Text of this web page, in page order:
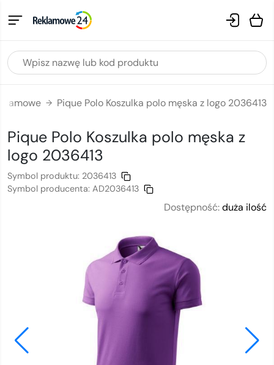
→ Pique Polo Koszulka polo męska z logo 2036413
Pique Polo Koszulka polo męska z
logo 2036413
Symbol produktu: 2036413
Symbol producenta: AD2036413
Dostępność:duża ilość